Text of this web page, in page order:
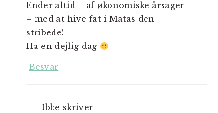
Ender altid – af økonomiske årsager
– med at hive fat i Matas den
stribede!
Ha en dejlig dag
Besvar
Ibbe skriver